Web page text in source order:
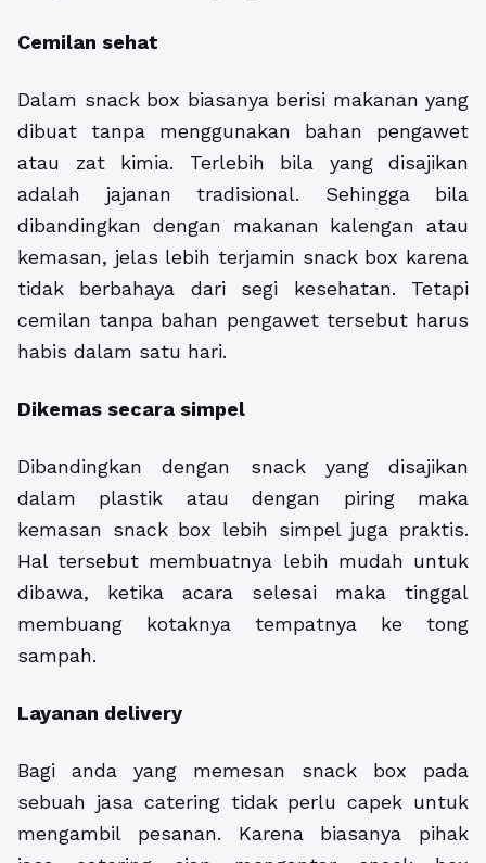
Cemilan sehat
Dalam snack box biasanya berisi makanan yang
dibuat tanpa menggunakan bahan pengawet
atau zat kimia. Terlebih bila yang disajikan
adalah jajanan tradisional. Sehingga bila
dibandingkan dengan makanan kalengan atau
kemasan, jelas lebih terjamin snack box karena
tidak berbahaya dari segi kesehatan. Tetapi
cemilan tanpa bahan pengawet tersebut harus
habis dalam satu hari.
Dikemas secara simpel
Dibandingkan dengan snack yang disajikan
dalam plastik atau dengan piring maka
kemasan snack box lebih simpel juga praktis.
Hal tersebut membuatnya lebih mudah untuk
dibawa, ketika acara selesai maka tinggal
membuang kotaknya tempatnya ke tong
sampah.
Layanan delivery
Bagi anda yang memesan snack box pada
sebuah jasa catering tidak perlu capek untuk
mengambil pesanan. Karena biasanya pihak